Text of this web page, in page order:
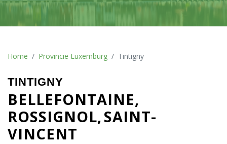
Home Provincie Luxemburg Tintigny
TINTIGNY
BELLEFONTAINE
ROSSIGNOL SAINT-
VINCENT